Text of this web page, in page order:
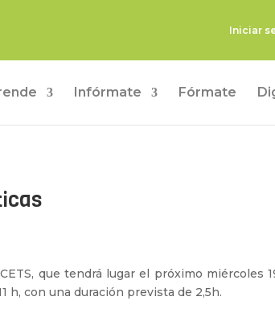
Iniciar
Infórmate Fórmate
que tendrá lugar el próximo miércoles
h, con una duración prevista de 2,5h.